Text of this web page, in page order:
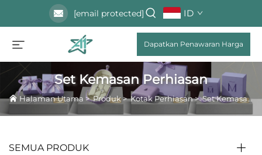
[email protected] ID
Dapatkan Penawaran Harga
Set Kemasan Perhiasan
Halaman Utama >Produk>Kotak Perhiasan>Set Kemasan Perhiasan
SEMUA PRODUK